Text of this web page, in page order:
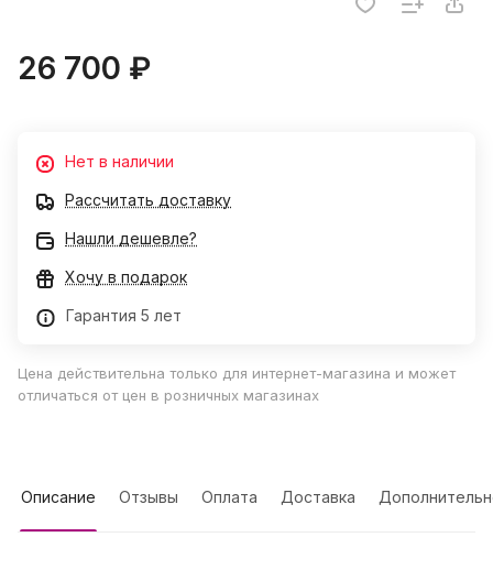
26 700 ₽
Нет в наличии
Рассчитать доставку
Нашли дешевле?
Хочу в подарок
Гарантия 5 лет
Цена действительна только для интернет-магазина и может
отличаться от цен в розничных магазинах
Описание Отзывы Оплата Доставка